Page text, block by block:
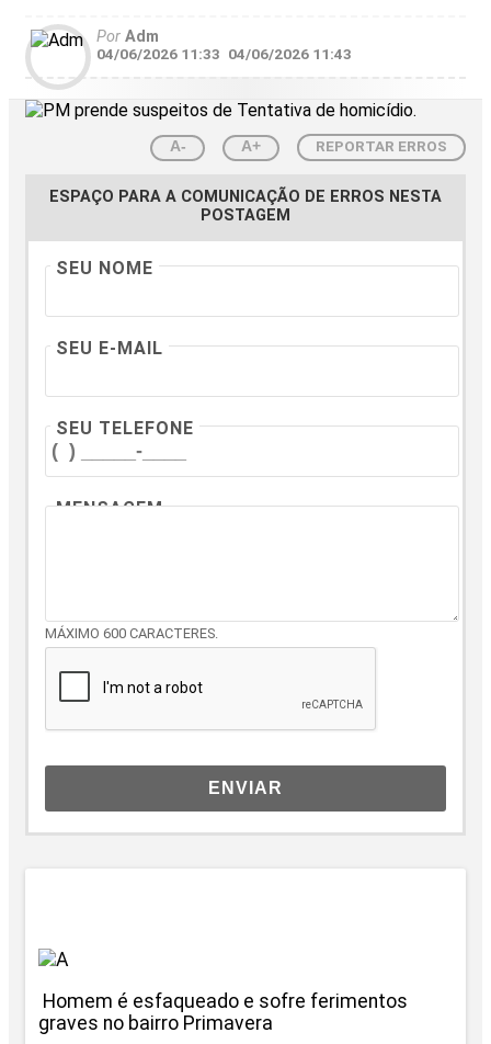
Por Adm
04/06/2026 11:33 04/06/2026 11:43
A- A+ REPORTAR ERROS
ESPAÇO PARA A COMUNICAÇÃO DE ERROS NESTA
POSTAGEM
SEU NOME
SEU E-MAIL
SEU TELEFONE
MENSAGEM
MÁXIMO 600 CARACTERES.
ENVIAR
Homem é esfaqueado e sofre ferimentos
graves no bairro Primavera